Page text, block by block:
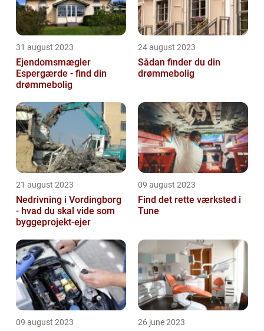
31 august 2023
Ejendomsmægler
Espergærde - find din
drømmebolig
24 august 2023
Sådan finder du din
drømmebolig
21 august 2023
Nedrivning i Vordingborg
- hvad du skal vide som
byggeprojekt-ejer
09 august 2023
Find det rette værksted i
Tune
09 august 2023 26 june 2023